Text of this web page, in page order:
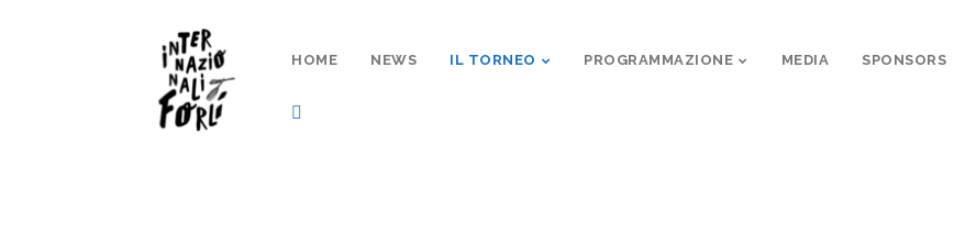
HOME NEWS IL TORNEO PROGRAMMAZIONE MEDIA SPONSORS